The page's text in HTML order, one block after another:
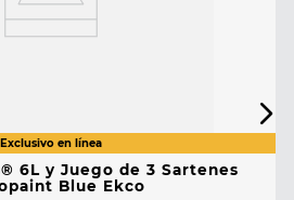
6L y Juego de 3 Sartenes
Blue Ekco